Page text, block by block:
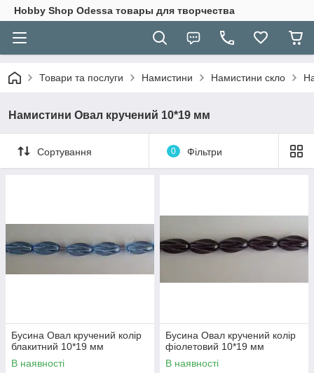
Hobbу Shop Odessa товары для творчества
Товари та послуги Намистини Намистини скло
Намистини Овал кручений 10*19 мм
Сортування 0 Фільтри
Бусина Овал кручений колір
блакитний 10*19 мм
В наявності
Бусина Овал кручений колір
фіолетовий 10*19 мм
В наявності